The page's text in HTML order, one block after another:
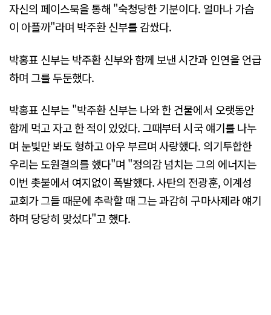
자신의 페이스북을 통해 "숙청당한 기분이다. 얼마나 가슴
이 아플까"라며 박주환 신부를 감쌌다.
박홍표 신부는 박주환 신부와 함께 보낸 시간과 인연을 언급
하며 그를 두둔했다.
박홍표 신부는 "박주환 신부는 나와 한 건물에서 오랫동안
함께 먹고 자고 한 적이 있었다. 그때부터 시국 얘기를 나누
며 눈빛만 봐도 형하고 아우 부르며 사랑했다. 의기투합한
우리는 도원결의를 했다"며 "정의감 넘치는 그의 에너지는
이번 촛불에서 여지없이 폭발했다. 사탄의 전광훈, 이계성
교회가 그들 때문에 추락할 때 그는 과감히 구마사제라 얘기
하며 당당히 맞섰다"고 했다.